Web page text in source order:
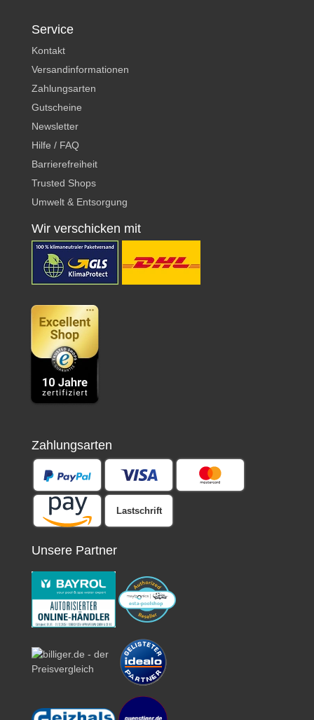
Service
Kontakt
Versandinformationen
Zahlungsarten
Gutscheine
Newsletter
Hilfe / FAQ
Barrierefreiheit
Trusted Shops
Umwelt & Entsorgung
Wir verschicken mit
Zahlungsarten
Lastschrift
Unsere Partner